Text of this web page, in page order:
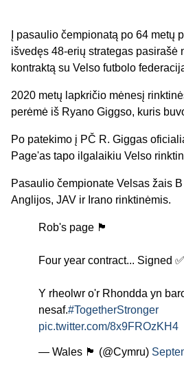
Į pasaulio čempionatą po 64 metų
išvedęs 48-erių strategas pasirašė
kontraktą su Velso futbolo
2020 metų lapkričio mėnesį
perėmė iš Ryano Giggso, kuris
Po patekimo į PČ R. Giggas
Page'as tapo ilgalaikiu Velso
Pasaulio čempionate Velsas žais
Anglijos, JAV ir Irano rinktinėmis.
Rob's page 🏴󠁧󠁢󠁷󠁬󠁳󠁿
Four year contract... Signed ✅
Y rheolwr o'r Rhondda yn
nesaf.#TogetherStronger
pic.twitter.com/8x9FROzKH4
— Wales 🏴󠁧󠁢󠁷󠁬󠁳󠁿 (@Cymru)